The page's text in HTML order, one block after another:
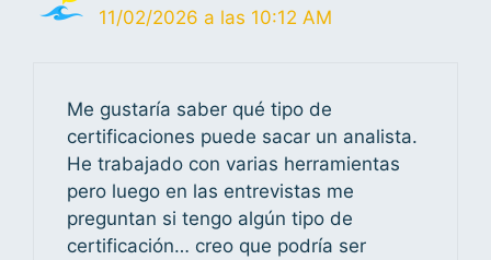
11/02/2026 a las 10:12 AM
Me gustaría saber qué tipo de
certificaciones puede sacar un analista.
He trabajado con varias herramientas
pero luego en las entrevistas me
preguntan si tengo algún tipo de
certificación… creo que podría ser